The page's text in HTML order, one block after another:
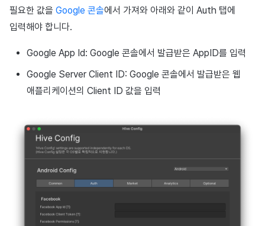
필요한 값을 Google 콘솔에서 가져와 아래와 같이 Auth 탭에
입력해야 합니다.
Google App Id: Google 콘솔에서 발급받은 AppID를 입력
Google Server Client ID: Google 콘솔에서 발급받은 웹
애플리케이션의 Client ID 값을 입력